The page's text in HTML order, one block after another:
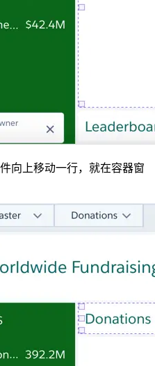
向上移动一行，就在容器窗